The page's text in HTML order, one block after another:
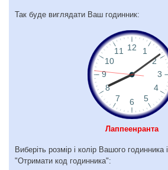
Так буде виглядати Ваш годинник:
Лаппеенранта
Виберіть розмір і колір Вашого годинника
"Отримати код годинника":